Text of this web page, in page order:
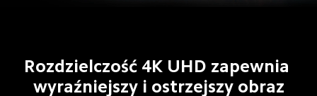
Rozdzielczość 4K UHD zapewnia
wyraźniejszy i ostrzejszy obraz